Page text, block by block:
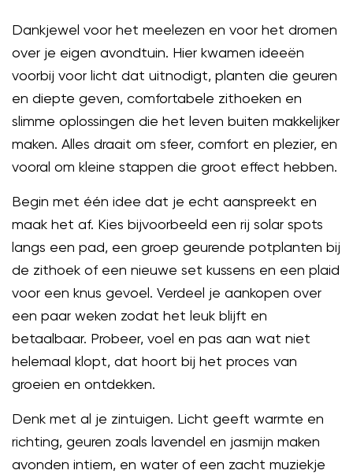
Dankjewel voor het meelezen en voor het dromen
over je eigen avondtuin. Hier kwamen ideeën
voorbij voor licht dat uitnodigt, planten die geuren
en diepte geven, comfortabele zithoeken en
slimme oplossingen die het leven buiten makkelijker
maken. Alles draait om sfeer, comfort en plezier, en
vooral om kleine stappen die groot effect hebben.
Begin met één idee dat je echt aanspreekt en
maak het af. Kies bijvoorbeeld een rij solar spots
langs een pad, een groep geurende potplanten bij
de zithoek of een nieuwe set kussens en een plaid
voor een knus gevoel. Verdeel je aankopen over
een paar weken zodat het leuk blijft en
betaalbaar. Probeer, voel en pas aan wat niet
helemaal klopt, dat hoort bij het proces van
groeien en ontdekken.
Denk met al je zintuigen. Licht geeft warmte en
richting, geuren zoals lavendel en jasmijn maken
avonden intiem, en water of een zacht muziekje